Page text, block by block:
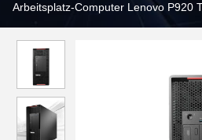
Arbeitsplatz-Computer Lenovo P920